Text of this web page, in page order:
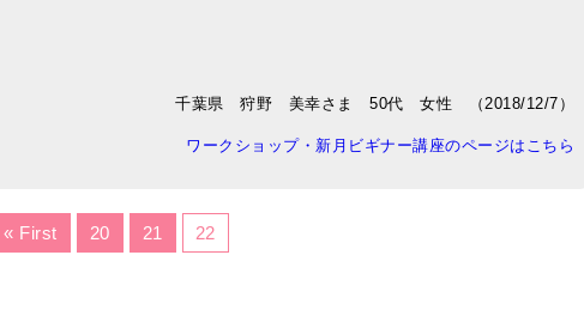
千葉県 狩野 美幸さま 50代 女性 （2018/12/7）
ワークショップ・新月ビギナー講座のページはこちら
« First 20 21 22